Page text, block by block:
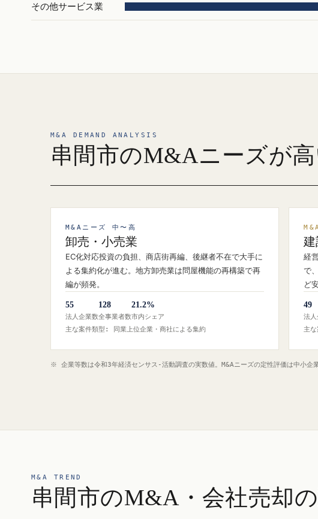
その他サービス業
M&A DEMAND ANALYSIS
串間市のM&Aニーズが
M&Aニーズ 中〜高
卸売・小売業
EC化対応投資の負担、商店街再編、後継者不在で大手に
よる集約化が進む。地方卸売業は問屋機能の再構築で再
編が頻発。
55
法人企業数
128
全事業者数
21.2%
市内シェア
主な案件類型: 同業上位企業・商社による集約
建
経
で
ど
49
法
主
※ 企業等数は令和3年経済センサス‐活動調査の実数値。M&Aニーズの定性評価は中小企
M&A TREND
串間市のM&A・会社売却